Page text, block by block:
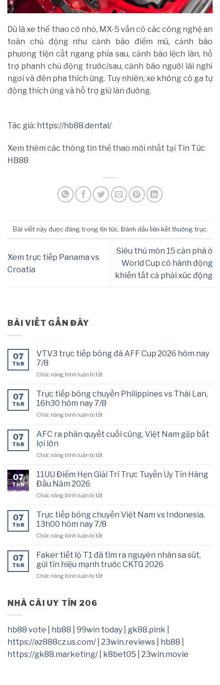
Dù là xe thể thao cỡ nhỏ, MX-5 vẫn có các công nghệ an
toàn chủ động như cảnh báo điểm mù, cảnh báo
phương tiện cắt ngang phía sau, cảnh báo lệch làn, hỗ
trợ phanh chủ động trước/sau, cảnh báo người lái nghỉ
ngơi và đèn pha thích ứng. Tuy nhiên, xe không có ga tự
động thích ứng và hỗ trợ giữ làn đường.
Tác giả: https://hb88.dental/
Xem thêm các thông tin thể thao mới nhất tại Tin Tức
HB88
Bài viết này được đăng trong tin tức. Đánh dấu liên kết thường trực.
Xem trực tiếp Panama vs
Croatia
Siêu thủ môn 15 cản phá ở
World Cup có hành động
khiến tất cả phải xúc động
BÀI VIẾT GẦN ĐÂY
07
Th8
VTV3 trực tiếp bóng đá AFF Cup 2026 hôm nay
7/8
Chức năng bình luận bị tắtở
trực
tiếp
bóng
đá
Cup
nay
07
Th8
Trực tiếp bóng chuyền Philippines vs Thái Lan,
16h30 hôm nay 7/8
Chức năng bình luận bị tắtở
tiếp
bóng
Philippines
Thái
hôm
7/8
07
Th8
AFC ra phán quyết cuối cùng, Việt Nam gặp bất
lợi lớn
Chức năng bình luận bị tắtở
ra
phán
cuối
Việt
Nam
bất
lớn
07
Th8
11UU Điểm Hẹn Giải Trí Trực Tuyến Uy Tín Hàng
Đầu Năm 2026
Chức năng bình luận bị tắtở
Điểm
Hẹn
Giải
Trí
Tuyến
Uy
Tín
Hàng
07
Th8
Trực tiếp bóng chuyền Việt Nam vs Indonesia,
13h00 hôm nay 7/8
Chức năng bình luận bị tắtở
tiếp
bóng
chuyền
Việt
nay
07
Th8
Faker tiết lộ T1 đã tìm ra nguyên nhân sa sút,
gửi tín hiệu mạnh trước CKTG 2026
Chức năng bình luận bị tắtở
tìm
ra
nguyên
nhân
sa
NHÀ CÁI UY TÍN 206
hb88 vote hb88 99win today gk88.pink
https://az888cz.us.com/| 23win.reviews hb88
https://gk88.marketing/| k8bet05 23win.movie